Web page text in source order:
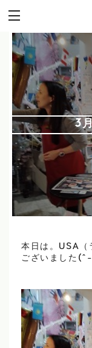
3
本日は。USA（
ございました